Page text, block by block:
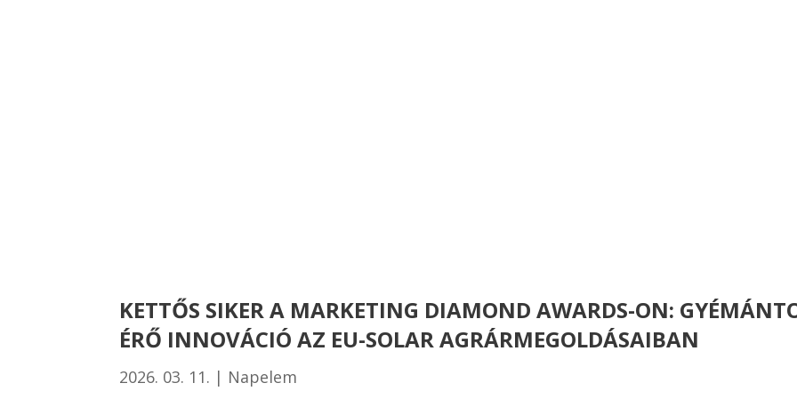
KETTŐS SIKER A MARKETING DIAMOND AWARDS-ON:
ÉRŐ INNOVÁCIÓ AZ EU-SOLAR AGRÁRMEGOLDÁSAIBAN
2026. 03. 11. | Napelem